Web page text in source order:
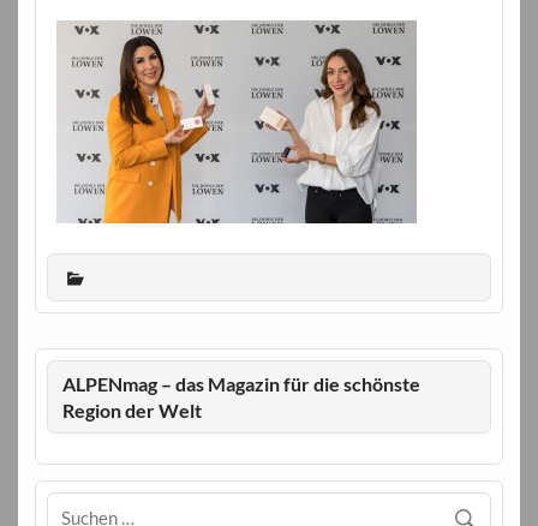
ALPENmag – das Magazin für die schönste
Region der Welt